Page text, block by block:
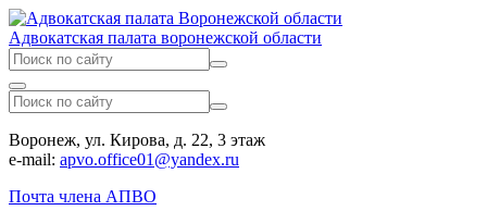
Адвокатская палата воронежской области
Воронеж, ул. Кирова, д. 22, 3 этаж
e-mail: apvo.office01@yandex.ru
Почта члена АПВО